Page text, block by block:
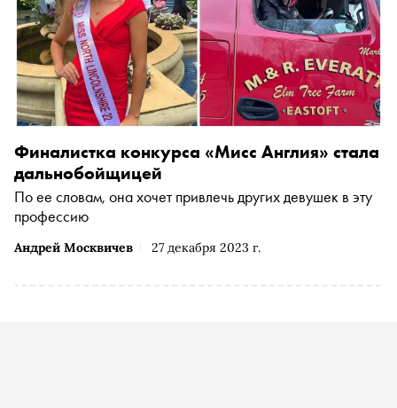
Андрей Москвичев 27 декабря 2023 г.
Финалистка конкурса «Мисс Англия» стала
дальнобойщицей
По ее словам, она хочет привлечь других девушек в эту
профессию